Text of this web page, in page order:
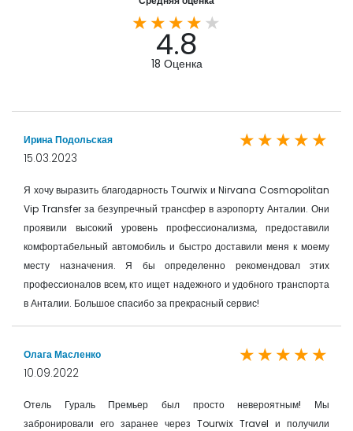
Выбор особого питания:
выбор блюда клиентом определяется в соответствии с имеющимся
меню. Хорошее меню включает в себя разнообразные мясные,
рыбные, вегетарианские, супы и десерты. Особенности меню
диетическими и т.д. должны сообщить об этом персоналу отеля
заранее, чтобы он проверил, можно ли выполнить запрос.
Лучшие отели мира по доступной цене с Tourwix
4.8
18 Оценка
Ирина Подольская
15.03.2023
Я хочу выразить благодарность Tourwix и Nirvana Cosmopolitan
Vip Transfer за безупречный трансфер в аэропорту Анталии. Они
проявили высокий уровень профессионализма, предоставили
комфортабельный автомобиль и быстро доставили меня к моему
месту назначения. Я бы определенно рекомендовал этих
профессионалов всем, кто ищет надежного и удобного транспорта
в Анталии. Большое спасибо за прекрасный сервис!
Олага Масленко
10.09.2022
Отель Гураль Премьер был просто невероятным! Мы
забронировали его заранее через Tourwix Travel и получили